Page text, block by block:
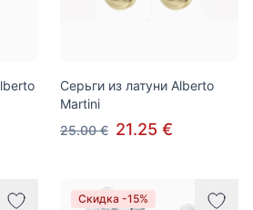
Серьги из латуни Alberto
Martini
25.00 € 21.25 €
Скидка -15%